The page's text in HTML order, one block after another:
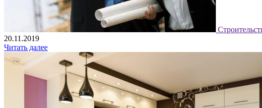
20.11.2019
Читать далее